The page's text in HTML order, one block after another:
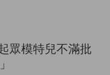
眾模特兒不滿批